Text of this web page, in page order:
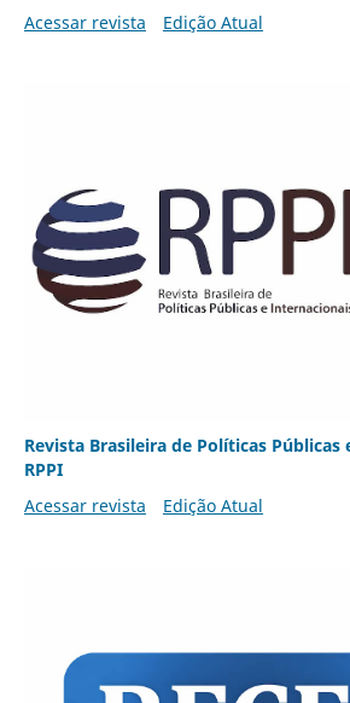
Acessar revista
Edição Atual
Revista Brasileira de Políticas
RPPI
Acessar revista
Edição Atual